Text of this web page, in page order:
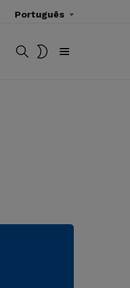
Português
BUSCAR